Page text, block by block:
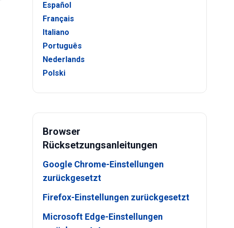
Español
Français
Italiano
Português
Nederlands
Polski
Browser
Rücksetzungsanleitungen
Google Chrome-Einstellungen
zurückgesetzt
Firefox-Einstellungen zurückgesetzt
Microsoft Edge-Einstellungen